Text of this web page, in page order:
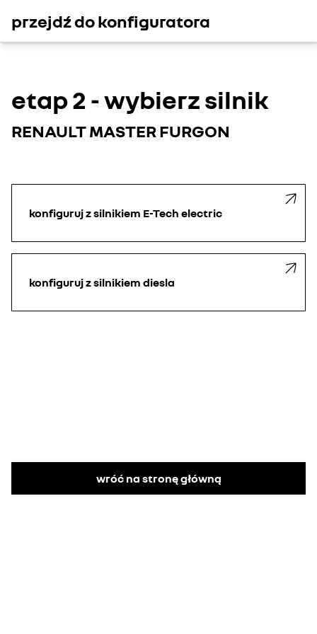
przejdź do konfiguratora
etap 2 - wybierz silnik
RENAULT MASTER FURGON
konfiguruj z silnikiem E-Tech electric
konfiguruj z silnikiem diesla
wróć na stronę główną